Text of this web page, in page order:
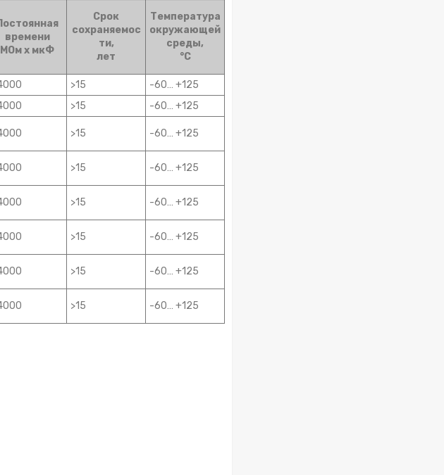
времени
МОм х мкФ
Срок
сохраняемос
ти,
лет
Температура
окружающей
среды,
°С
>15
-60… +125
>15
-60… +125
>15 -60… +125
>15 -60… +125
>15 -60… +125
>15 -60… +125
>15 -60… +125
>15 -60… +125